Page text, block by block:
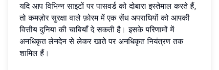
यदि आप विभिन्न साइटों पर पासवर्ड को दोबारा इस्तेमाल करते हैं,
तो कमज़ोर सुरक्षा वाले फ़ोरम में एक सेंध अपराधियों को आपकी
वित्तीय दुनिया की चाबियाँ दे सकती है। इसके परिणामों में
अनधिकृत लेनदेन से लेकर खाते पर अनधिकृत नियंत्रण तक
शामिल हैं।